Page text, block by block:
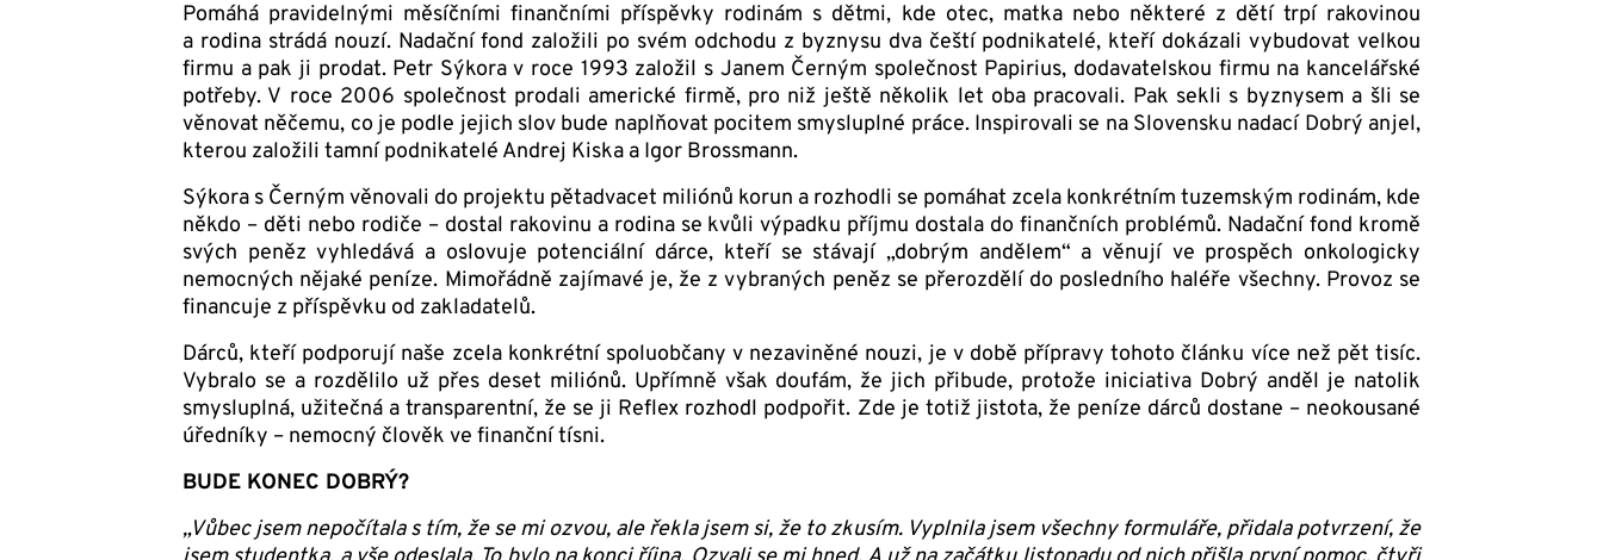
Pomáhá pravidelnými měsíčními finančními příspěvky rodinám s dětmi, kde otec, matka nebo některé z dětí trpí rakovinou
a rodina strádá nouzí. Nadační fond založili po svém odchodu z byznysu dva čeští podnikatelé, kteří dokázali vybudovat velkou
firmu a pak ji prodat. Petr Sýkora v roce 1993 založil s Janem Černým společnost Papi­rius, dodavatelskou firmu na kancelářské
potřeby. V roce 2006 společnost prodali americké firmě, pro niž ještě několik let oba pracovali. Pak sekli s byznysem a šli se
věnovat něčemu, co je po­dle jejich slov bude naplňovat pocitem smyslu­plné práce. Inspirovali se na Slovensku nadací Dobrý anjel,
kterou založili tamní podnikatelé Andrej Kiska a Igor Brossmann.
Sýkora s Černým věnovali do projektu pětadvacet miliónů korun a rozhodli se pomáhat zcela konkrétním tuzemským rodinám, kde
někdo – děti nebo rodiče – dostal rakovinu a rodina se kvůli výpadku příjmu dostala do finančních problémů. Nadační fond kromě
svých peněz vyhledává a oslovuje potenciální dárce, kteří se stávají „dobrým andělem“ a věnují ve prospěch onkologicky
nemocných nějaké peníze. Mimořádně zajímavé je, že z vybraných peněz se přerozdělí do posledního haléře všechny. Provoz se
financuje z příspěvku od zakladatelů.
Dárců, kteří podporují naše zcela konkrétní spoluobčany v nezaviněné nouzi, je v době přípravy tohoto článku více než pět tisíc.
Vybralo se a rozdělilo už přes deset miliónů. Upřímně však doufám, že jich přibude, protože iniciativa Dobrý anděl je natolik
smysluplná, užitečná a transparentní, že se ji Reflex rozhodl podpořit. Zde je totiž jistota, že peníze dárců dostane – neokousané
úředníky – nemocný člověk ve finanční tísni.
BUDE KONEC DOBRÝ?
„Vůbec jsem nepočítala s tím, že se mi ozvou, ale řekla jsem si, že to zkusím. Vyplnila jsem všechny formuláře, přidala potvrzení, že